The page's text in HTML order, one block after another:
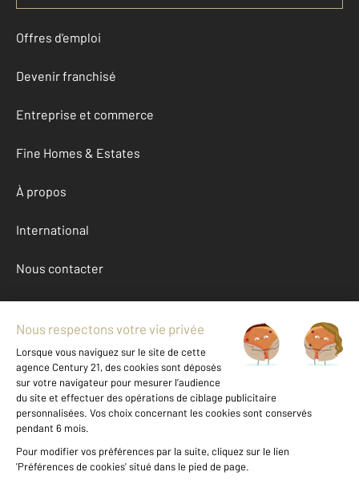
Offres d'emploi
Devenir franchisé
Entreprise et commerce
Fine Homes & Estates
À propos
International
Nous contacter
Mentions légales & CGU et Barèmes d'honoraires
Données personnelles
Gestionnaire des cookies
Achat maison autour de LATOUR BAS ELNE (66200)